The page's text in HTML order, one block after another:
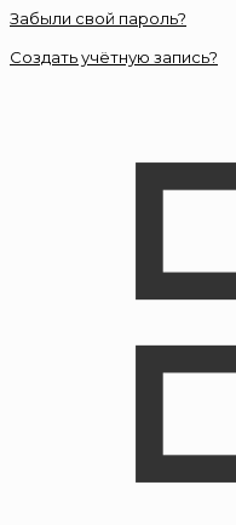
Забыли свой пароль?
Создать учётную запись?